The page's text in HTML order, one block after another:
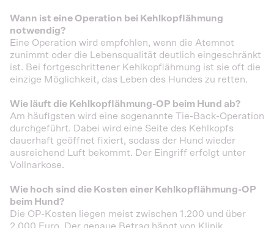
Wann ist eine Operation bei Kehlkopflähmung
notwendig?
Eine Operation wird empfohlen, wenn die Atemnot
zunimmt oder die Lebensqualität deutlich eingeschränkt
ist. Bei fortgeschrittener Kehlkopflähmung ist sie oft die
einzige Möglichkeit, das Leben des Hundes zu retten.
Wie läuft die Kehlkopflähmung-OP beim Hund ab?
Am häufigsten wird eine sogenannte Tie-Back-Operation
durchgeführt. Dabei wird eine Seite des Kehlkopfs
dauerhaft geöffnet fixiert, sodass der Hund wieder
ausreichend Luft bekommt. Der Eingriff erfolgt unter
Vollnarkose.
Wie hoch sind die Kosten einer Kehlkopflähmung-OP
beim Hund?
Die OP-Kosten liegen meist zwischen 1.200 und über